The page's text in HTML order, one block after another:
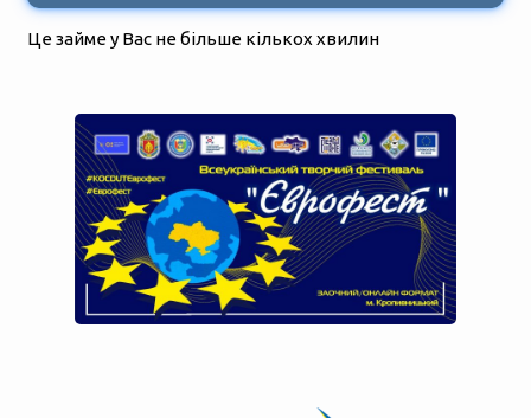
Це займе у Вас не більше кількох хвилин